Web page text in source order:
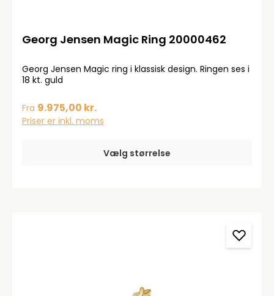
Georg Jensen Magic Ring 20000462
Georg Jensen Magic ring i klassisk design. Ringen ses i
18 kt. guld
Fra 9.975,00 kr.
Priser er inkl. moms
Vælg størrelse